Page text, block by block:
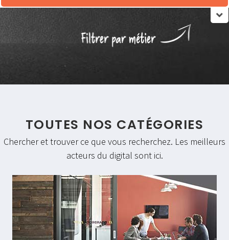
TOUTES NOS CATÉGORIES
Chercher et trouver ce que vous recherchez. Les meilleurs
acteurs du digital sont ici.